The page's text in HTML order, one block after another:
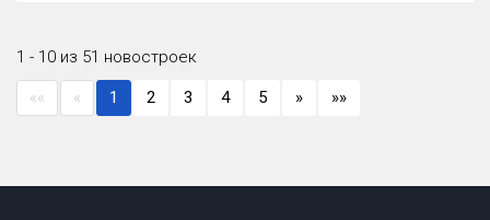
1 - 10 из 51 новостроек
«« « 1 2 3 4 5 » »»